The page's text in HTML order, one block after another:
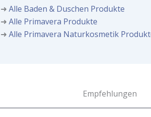
➜ Alle Baden & Duschen Produkte
➜ Alle Primavera Produkte
➜ Alle Primavera Naturkosmetik
Empfehlungen